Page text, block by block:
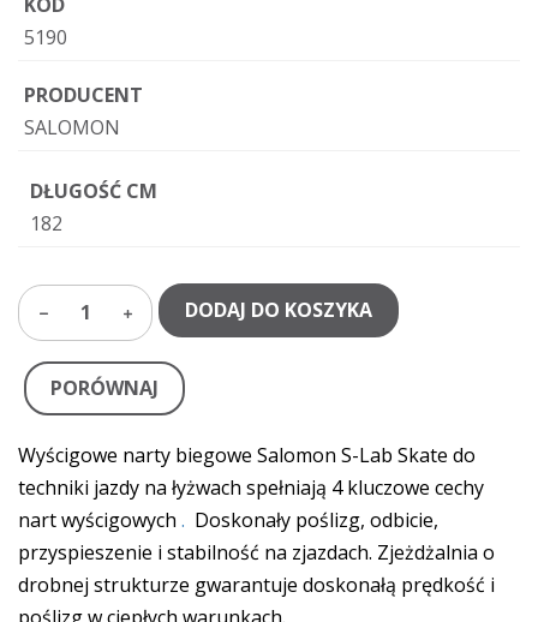
5190
PRODUCENT
SALOMON
DŁUGOŚĆ CM
182
1 DODAJ DO KOSZYKA
PORÓWNAJ
Wyścigowe narty biegowe Salomon S-Lab Skate do
techniki jazdy na łyżwach spełniają 4 kluczowe cechy
nart wyścigowych . Doskonały poślizg, odbicie,
przyspieszenie i stabilność na zjazdach. Zjeżdżalnia o
drobnej strukturze gwarantuje doskonałą prędkość i